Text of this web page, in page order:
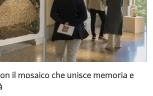
il mosaico che unisce memoria e